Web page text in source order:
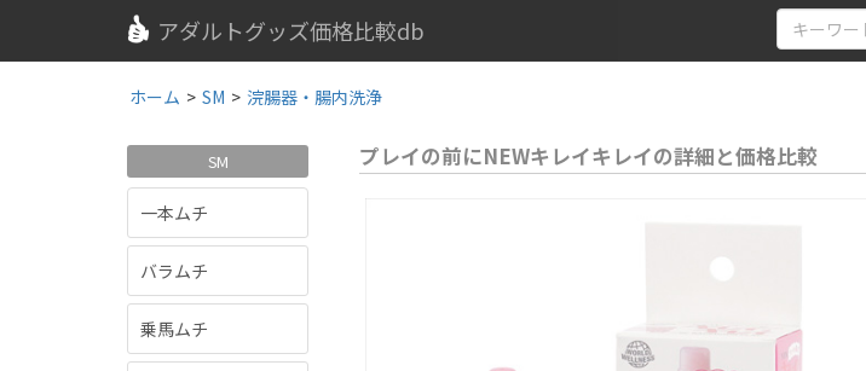
アダルトグッズ価格比較db
ホーム > SM > 浣腸器・腸内洗浄
SM
一本ムチ
バラムチ
乗馬ムチ
プレイの前にNEWキレイキレイの詳細と価格比較